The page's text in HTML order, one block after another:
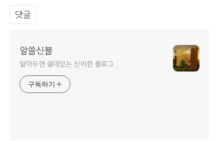
댓글
알쓸신블
알아두면 쓸데있는 신비한 블로그
구독하기